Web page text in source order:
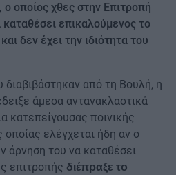
οποίος χθες στην Επιτροπή
επικαλούμενος το
δεν έχει την ιδιότητα του
από τη Βουλή, η
άμεσα αντανακλαστικά
κατεπείγουσας ποινικής
οποίας ελέγχεται ήδη αν ο
άρνηση του να καταθέσει
επιτροπής διέπραξε το